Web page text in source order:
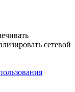
сетевой